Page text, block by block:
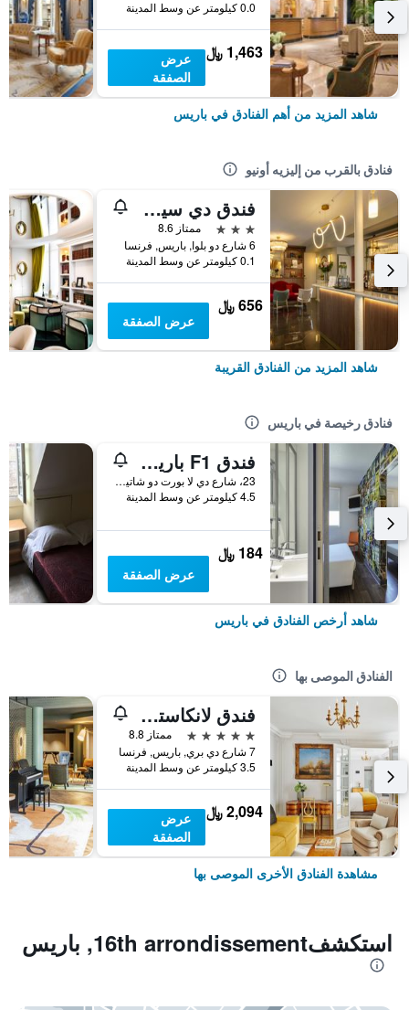
0.0 كيلومتر عن وسط المدينة
1,463 ﷼
عرض
الصفقة
شاهد المزيد من أهم الفنادق في باريس
فنادق بالقرب من إليزيه أونيو
فندق دي سيفينييه
3 نجوم
ممتاز 8.6
6 شارع دو بلوا, باريس, فرنسا
0.1 كيلومتر عن وسط المدينة
656 ﷼
عرض الصفقة
شاهد المزيد من الفنادق القريبة
فنادق رخيصة في باريس
فندق F1 باريس بورت دو شاتيلون
23، شارع دي لا بورت دو شاتيلون, باريس, فرنسا
4.5 كيلومتر عن وسط المدينة
184 ﷼
عرض الصفقة
شاهد أرخص الفنادق في باريس
الفنادق الموصى بها
فندق لانكاستر باريس شانزليزيه
5 نجوم
ممتاز 8.8
7 شارع دي بري, باريس, فرنسا
3.5 كيلومتر عن وسط المدينة
2,094 ﷼
عرض
الصفقة
مشاهدة الفنادق الأخرى الموصى بها
استكشف16th arrondissement, باريس